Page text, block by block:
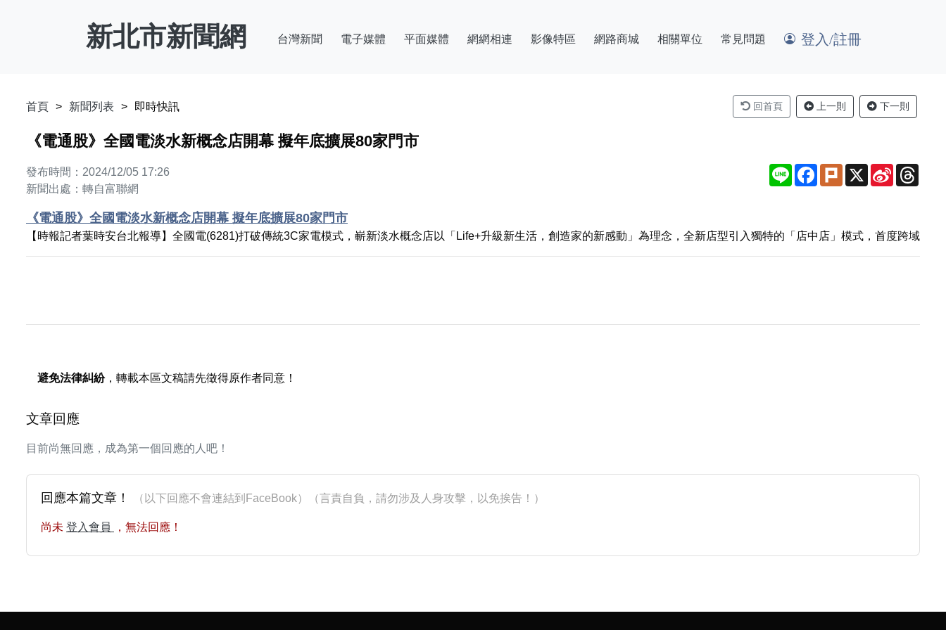
新北市新聞網 台灣新聞 電子媒體 平面媒體 網網相連 影像特區 網路商城 相關單位 常見問題 登入/註冊
首頁 新聞列表 即時快訊 回首頁 上一則 下一則
《電通股》全國電淡水新概念店開幕 擬年底擴展80家門市
發布時間：2024/12/05 17:26
新聞出處：轉自富聯網
Line Facebook
Plurk X
Sina
Weibo
《電通股》全國電淡水新概念店開幕 擬年底擴展80家門市
【時報記者葉時安台北報導】全國電(6281)打破傳統3C家電模式，嶄新淡水概念店以「Life+升級新生活，創造家的新感動」為理念，全新店型引入獨特的「店中店」模式，首度跨域
避免法律糾紛，轉載本區文稿請先徵得原作者同意！
文章回應
目前尚無回應，成為第一個回應的人吧！
回應本篇文章！ （以下回應不會連結到FaceBook）（言責自負，請勿涉及人身攻擊，以免挨告！）
尚未 登入會員 ，無法回應！